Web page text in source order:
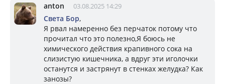
anton 03.08.2025 14:29
Света Бор,
Я рвал намеренно без перчаток потому что
прочитал что это полезно,Я боюсь не
химического действия крапивного сока на
слизистую кишечника, а вдруг эти иголочки
останутся и застрянут в стенках желудка? Как
занозы?